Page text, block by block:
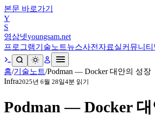
본문 바로가기
Y
S
영삼넷youngsam.net
프로그램기술노트뉴스사전 자료실커뮤니티
홈/기술노트/Podman — Docker 대안의 성장
Infra2025년 6월 28일4분 읽기
Podman — Docker